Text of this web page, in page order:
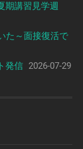
期講習見学週
た～面接復活で
発信 2026-07-29